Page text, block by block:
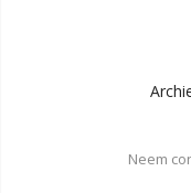
Neem